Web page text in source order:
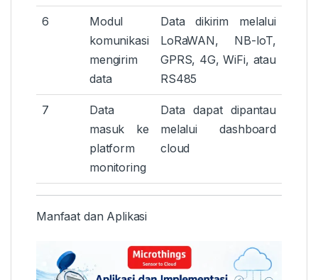
6
Modul
komunikasi
mengirim
data
Data dikirim melalui
LoRaWAN, NB-IoT,
GPRS, 4G, WiFi, atau
RS485
7
Data
masuk ke
platform
monitoring
Data dapat dipantau
melalui dashboard
cloud
Manfaat dan Aplikasi